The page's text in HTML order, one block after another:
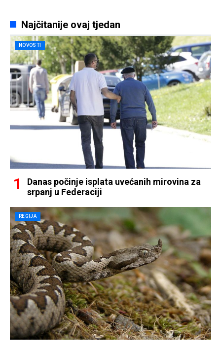
Najčitanije ovaj tjedan
NOVOSTI
Danas počinje isplata uvećanih mirovina za
srpanj u Federaciji
REGIJA